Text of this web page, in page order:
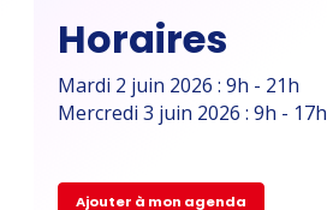
Horaires
Mardi 2 juin 2026 : 9h - 21h
Mercredi 3 juin 2026 : 9h - 17h
Ajouter à mon agenda